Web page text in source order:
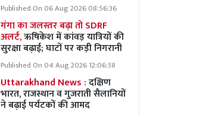
Published On 06 Aug 2026 08:56:36
गंगा का जलस्तर बढ़ा तो SDRF
अलर्ट,ऋषिकेश में कांवड़ यात्रियों की
सुरक्षा बढ़ाई; घाटों पर कड़ी निगरानी
Published On 04 Aug 2026 12:06:38
Uttarakhand News :दक्षिण
भारत, राजस्थान व गुजराती सैलानियों
ने बढ़ाई पर्यटकों की आमद